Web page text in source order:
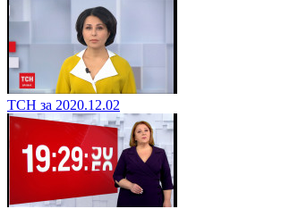
ТСН за 2020.12.02